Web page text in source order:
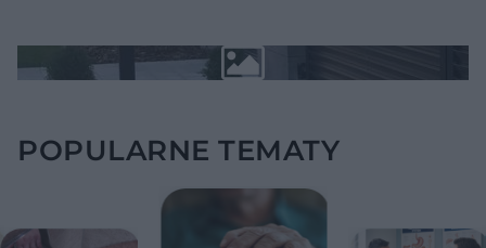
POPULARNE TEMATY